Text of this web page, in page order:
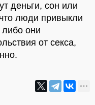
деньги, сон или
люди привыкли
либо они
от секса,